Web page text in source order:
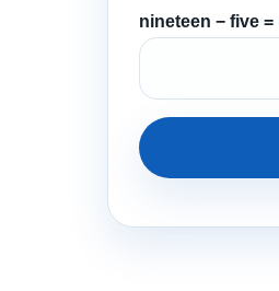
nineteen − five =